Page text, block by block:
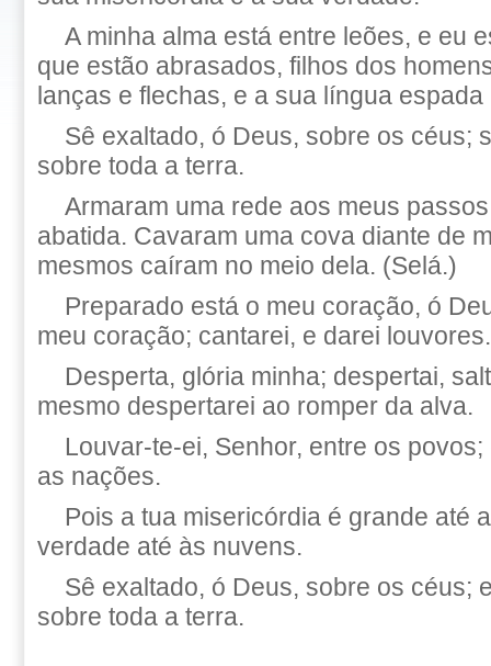
A minha alma está entre leões, e eu
que estão abrasados, filhos dos
lanças e flechas, e a sua língua espada
Sê exaltado, ó Deus, sobre os céus;
sobre toda a terra.
Armaram uma rede aos meus
abatida. Cavaram uma cova diante de
mesmos caíram no meio dela. (Selá.)
Preparado está o meu coração, ó
meu coração; cantarei, e darei louvores.
Desperta, glória minha; despertai,
mesmo despertarei ao romper da alva.
Louvar-te-ei, Senhor, entre os
as nações.
Pois a tua misericórdia é grande até
verdade até às nuvens.
Sê exaltado, ó Deus, sobre os céus;
sobre toda a terra.